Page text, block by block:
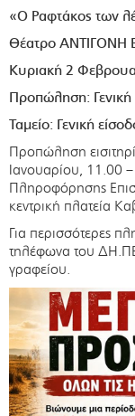
«Ο Ραφτάκος των
Θέατρο
Κυριακή 2
Προπώληση: Γενική
Ταμείο: Γενική
Προπώληση
Ιανουαρίου, 11.00
Πληροφόρησης
κεντρική πλατεία
Για περισσότερες
τηλέφωνα του
γραφείου.